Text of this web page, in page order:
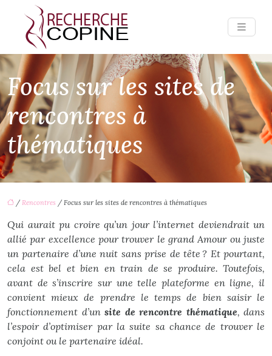
Focus sur les sites de
rencontres à
thématiques
/ Rencontres / Focus sur les sites de rencontres à thématiques
Qui aurait pu croire qu’un jour l’internet deviendrait un
allié par excellence pour trouver le grand Amour ou juste
un partenaire d’une nuit sans prise de tête ? Et pourtant,
cela est bel et bien en train de se produire. Toutefois,
avant de s’inscrire sur une telle plateforme en ligne, il
convient mieux de prendre le temps de bien saisir le
fonctionnement d’un site de rencontre thématique, dans
l’espoir d’optimiser par la suite sa chance de trouver le
conjoint ou le partenaire idéal.